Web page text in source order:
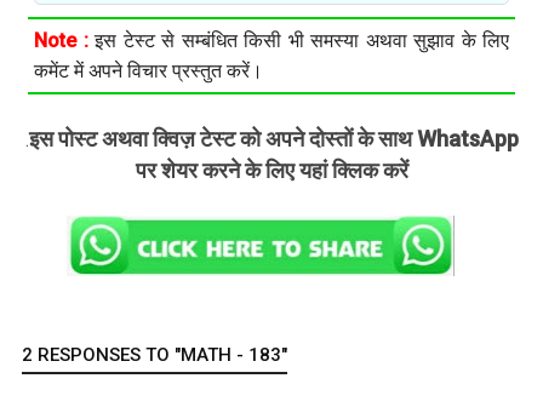
Note :इस टेस्ट से सम्बंधित किसी भी समस्या अथवा सुझाव के लिए
कमेंट में अपने विचार प्रस्तुत करें।
.इस पोस्ट अथवा क्विज़ टेस्ट को अपने दोस्तों के साथ WhatsApp
पर शेयर करने के लिए यहां क्लिक करें
2 RESPONSES TO "MATH - 183"